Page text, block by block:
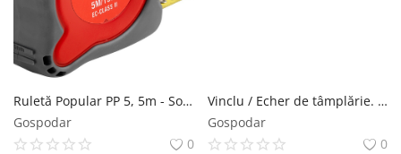
Ruletă Popular PP 5, 5m - Sola-50024301
Gospodar
0
Vinclu / Echer de tâmplărie. oțel galvanizat, 600x280mm, ZWZ600 - Sola-56130301
Gospodar
0